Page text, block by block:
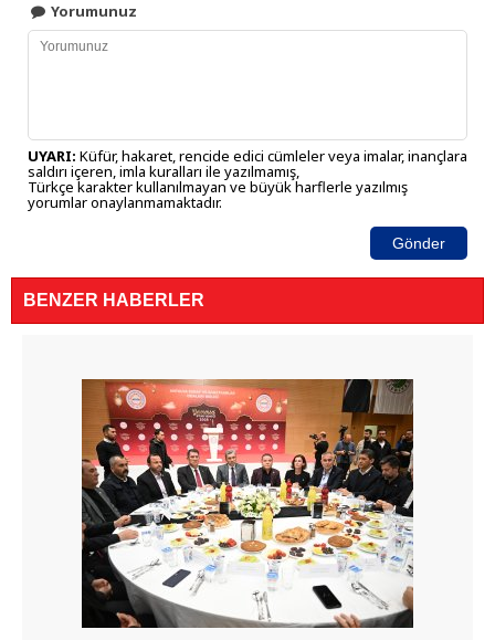
Yorumunuz
UYARI: Küfür, hakaret, rencide edici cümleler veya imalar, inançlara
saldırı içeren, imla kuralları ile yazılmamış,
Türkçe karakter kullanılmayan ve büyük harflerle yazılmış
yorumlar onaylanmamaktadır.
Gönder
BENZER HABERLER